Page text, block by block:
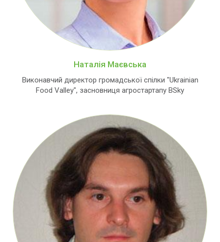
Наталія Маєвська
Виконавчий директор громадської спілки "Ukrainian
Food Valley", засновниця агростартапу BSky